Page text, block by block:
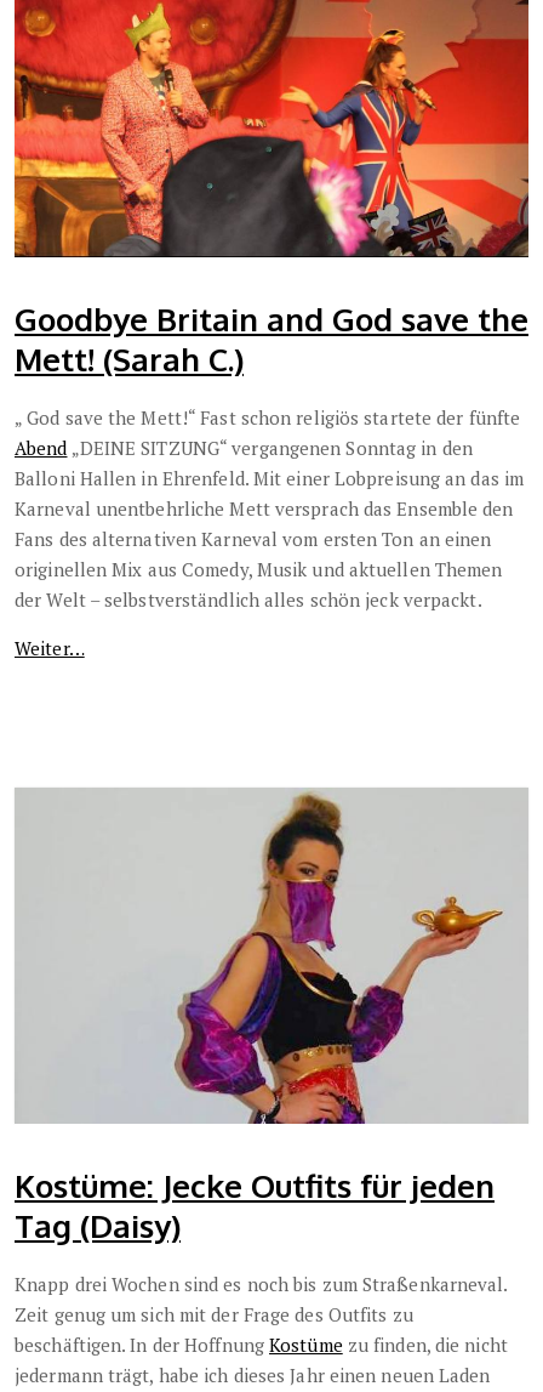
Goodbye Britain and God save the
Mett! (Sarah C.)
„ God save the Mett!“ Fast schon religiös startete der fünfte
Abend „DEINE SITZUNG“ vergangenen Sonntag in den
Balloni Hallen in Ehrenfeld. Mit einer Lobpreisung an das im
Karneval unentbehrliche Mett versprach das Ensemble den
Fans des alternativen Karneval vom ersten Ton an einen
originellen Mix aus Comedy, Musik und aktuellen Themen
der Welt – selbstverständlich alles schön jeck verpackt.
Weiter…
Kostüme: Jecke Outfits für jeden
Tag (Daisy)
Knapp drei Wochen sind es noch bis zum Straßenkarneval.
Zeit genug um sich mit der Frage des Outfits zu
beschäftigen. In der HoffnungKostüme zu finden, die nicht
jedermann trägt, habe ich dieses Jahr einen neuen Laden